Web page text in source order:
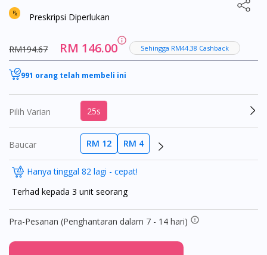
Preskripsi Diperlukan
RM194.67 RM 146.00 Sehingga RM44.38 Cashback
991 orang telah membeli ini
Pilih Varian 25s
Baucar RM 12 RM 4
Hanya tinggal 82 lagi - cepat!
Terhad kepada 3 unit seorang
Pra-Pesanan (Penghantaran dalam 7 - 14 hari)